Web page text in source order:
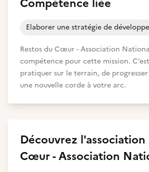
Restos du Cœur - Association
compétence pour cette mission.
pratiquer sur le terrain, de
une nouvelle corde à votre arc.
Découvrez l'association
Cœur - Association